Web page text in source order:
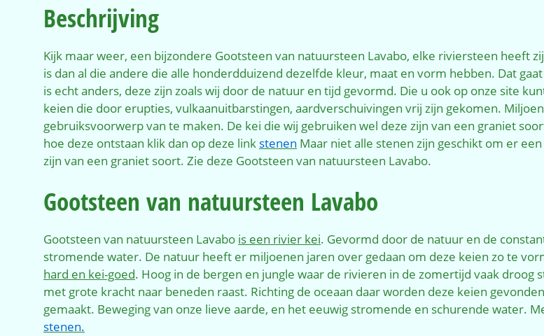
Beschrijving
Kijk maar weer, een bijzondere Gootsteen van natuursteen Lavabo, elke riviersteen heeft
is dan al die andere die alle honderdduizend dezelfde kleur, maat en vorm hebben. Dat
is echt anders, deze zijn zoals wij door de natuur en tijd gevormd. Die u ook op onze site
keien die door erupties, vulkaanuitbarstingen, aardverschuivingen vrij zijn gekomen.
gebruiksvoorwerp van te maken. De kei die wij gebruiken wel deze zijn van een graniet
hoe deze ontstaan klik dan op deze link stenen Maar niet alle stenen zijn geschikt om er
zijn van een graniet soort. Zie deze Gootsteen van natuursteen Lavabo.
Gootsteen van natuursteen Lavabo
Gootsteen van natuursteen Lavabo is een rivier kei. Gevormd door de natuur en de
stromende water. De natuur heeft er miljoenen jaren over gedaan om deze keien zo te
hard en kei-goed. Hoog in de bergen en jungle waar de rivieren in de zomertijd vaak
met grote kracht naar beneden raast. Richting de oceaan daar worden deze keien
gemaakt. Beweging van onze lieve aarde, en het eeuwig stromende en schurende water.
stenen.